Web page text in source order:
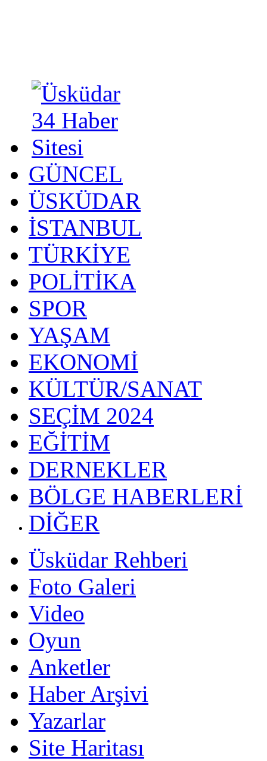
GÜNCEL
ÜSKÜDAR
İSTANBUL
TÜRKİYE
POLİTİKA
SPOR
YAŞAM
EKONOMİ
KÜLTÜR/SANAT
SEÇİM 2024
EĞİTİM
DERNEKLER
BÖLGE HABERLERİ
DİĞER
Üsküdar Rehberi
Foto Galeri
Video
Oyun
Anketler
Haber Arşivi
Yazarlar
Site Haritası